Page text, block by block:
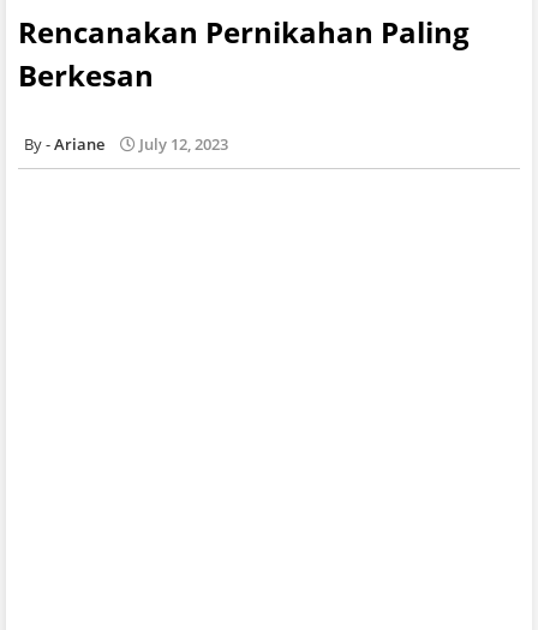
Rencanakan Pernikahan Paling
Berkesan
Ariane July 12, 2023